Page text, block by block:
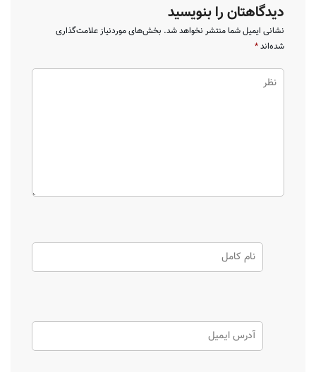
دیدگاهتان را بنویسید
نشانی ایمیل شما منتشر نخواهد شد. بخش‌های موردنیاز علامت‌گذاری
شده‌اند*